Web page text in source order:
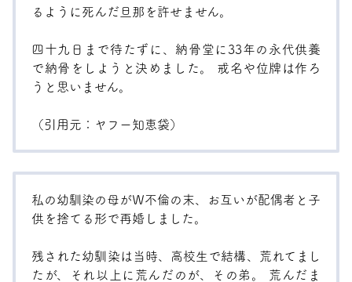
るように死んだ旦那を許せません。
四十九日まで待たずに、納骨堂に33年の永代供養
で納骨をしようと決めました。 戒名や位牌は作ろ
うと思いません。
（引用元： ヤフー知恵袋）
私の幼馴染の母がＷ不倫の末、お互いが配偶者と子
供を捨てる形で再婚しました。
残された幼馴染は当時、高校生で結構、荒れてまし
たが、それ以上に荒んだのが、その弟。 荒んだま